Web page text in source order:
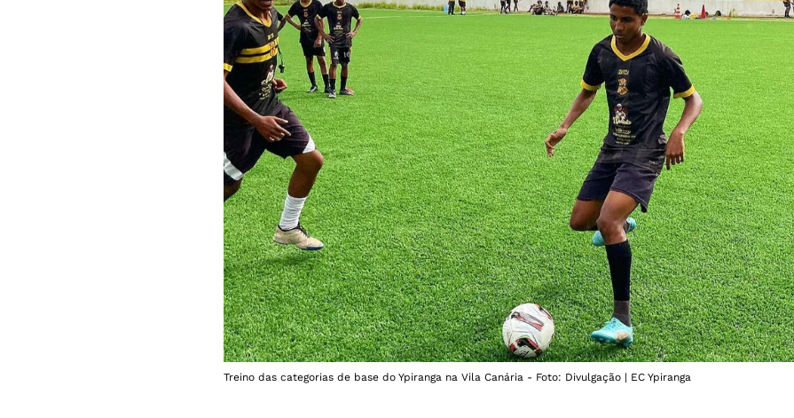
Treino das categorias de base do Ypiranga na Vila Canária - Foto: Divulgação | EC Ypiranga